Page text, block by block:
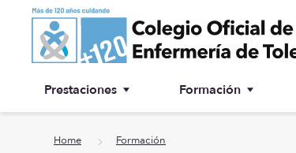
Ir a contenido principal
Prestaciones Formación
Home Formación